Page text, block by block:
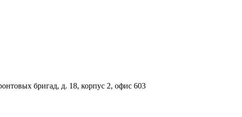
бригад, д. 18, корпус 2, офис 603